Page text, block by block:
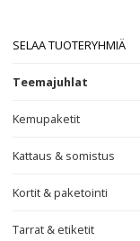
SELAA TUOTERYHMIÄ
Teemajuhlat
Kemupaketit
Kattaus & somistus
Kortit & paketointi
Tarrat & etiketit